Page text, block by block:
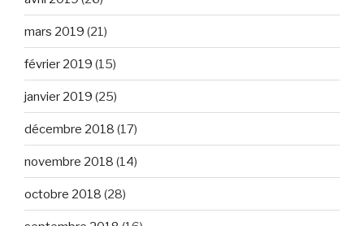
mars 2019 (21)
février 2019 (15)
janvier 2019 (25)
décembre 2018 (17)
novembre 2018 (14)
octobre 2018 (28)